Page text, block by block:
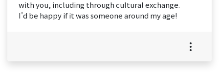
with you, including through cultural exchange.
I'd be happy if it was someone around my age!